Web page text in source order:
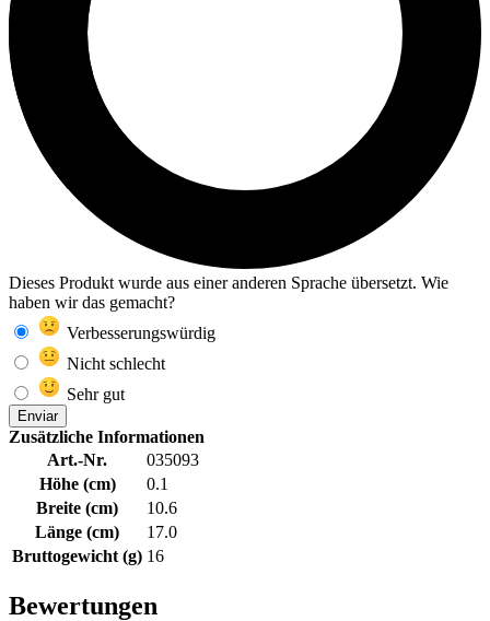
Dieses Produkt wurde aus einer anderen Sprache übersetzt. Wie
haben wir das gemacht?
Verbesserungswürdig
Nicht schlecht
Sehr gut
Enviar
Zusätzliche Informationen
Art.-Nr.
035093
Höhe (cm)
0.1
Breite (cm)
10.6
Länge (cm)
17.0
Bruttogewicht (g) 16
Bewertungen